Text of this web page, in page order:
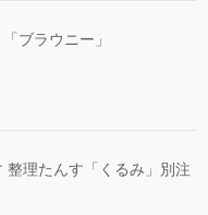
ブラウニー」
理たんす「くるみ」別注